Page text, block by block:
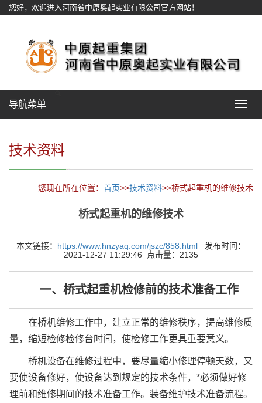
您好，欢迎进入河南省中原奥起实业有限公司官方网站！
Toggle
导航菜单
技术资料
您现在所在位置： 首页>>技术资料>>桥式起重机的维修技术
桥式起重机的维修技术
本文链接： https://www.hnzyaq.com/jszc/858.html 发布时间：
2021-12-27 11:29:46 点击量：2135
一、桥式起重机检修前的技术准备工作
在桥机维修工作中，建立正常的维修秩序，提高维修质
量，缩短检修检修台时间，使检修工作更具重要意义。
桥机设备在维修过程中，要尽量缩小修理停顿天数，又
要使设备修好，使设备达到规定的技术条件，*必须做好修
理前和维修期间的技术准备工作。装备维护技术准备流程。